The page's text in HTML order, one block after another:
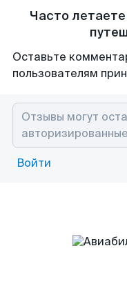
Часто
Оставьте
пользователям
Войти